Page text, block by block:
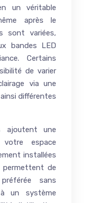
un véritable
après le
sont variées,
bandes LED
Certains
de varier
via une
différentes
ajoutent une
votre espace
installées
permettent de
sans
à un système